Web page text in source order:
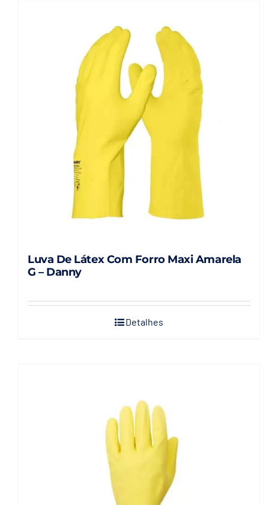
Luva De Látex Com Forro Maxi Amarela
G – Danny
Detalhes